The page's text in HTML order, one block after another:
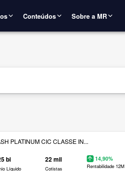
Conteúdos Sobre a MR
PLATINUM CIC CLASSE IN...
bi
Líquido
22 mil
Cotistas
14,90%
Rentabilidade 12M